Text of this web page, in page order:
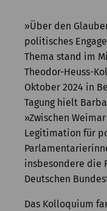
»Über den
politisches
Thema stand im
Theodor-Heuss-
Oktober 2024 in
Tagung hielt
»Zwischen
Legitimation für
insbesondere die
Deutschen
Das Kolloquium